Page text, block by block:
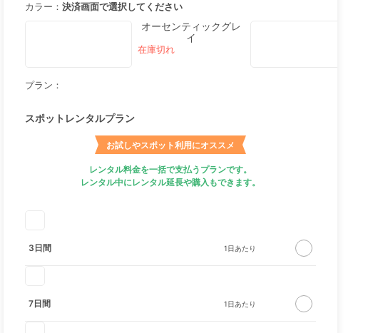
カラー： 決済画面で選択してください
オーセンティックグレ
イ
プラン：
スポットレンタルプラン
お試しやスポット利用にオススメ
レンタル料金を一括で支払うプランです。
レンタル中にレンタル延長や購入もできます。
3日間
7日間